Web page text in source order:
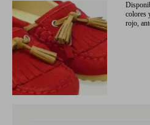
colores
rojo,